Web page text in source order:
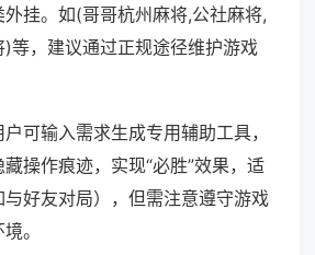
挂。如(哥哥杭州麻将,公社麻将,
等，建议通过正规途径维护游戏
可输入需求生成专用辅助工具，
操作痕迹，实现“必胜”效果，适
好友对局），但需注意遵守游戏
。